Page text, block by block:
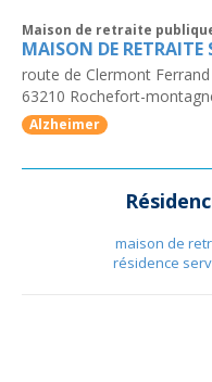
Maison de retraite
MAISON DE RETRAITE
route de Clermont Ferrand
63210 Rochefort-
Alzheimer
maison de
résidence